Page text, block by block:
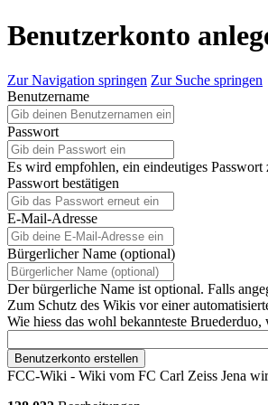
Benutzerkonto
Zur Navigation springen Zur Suche springen
Benutzername
Passwort
Es wird empfohlen, ein eindeutiges
Passwort bestätigen
E-Mail-Adresse
Bürgerlicher Name (optional)
Der bürgerliche Name ist optional. Falls
Zum Schutz des Wikis vor einer
Wie hiess das wohl bekannteste
Benutzerkonto erstellen
FCC-Wiki - Wiki vom FC Carl Zeiss Jena